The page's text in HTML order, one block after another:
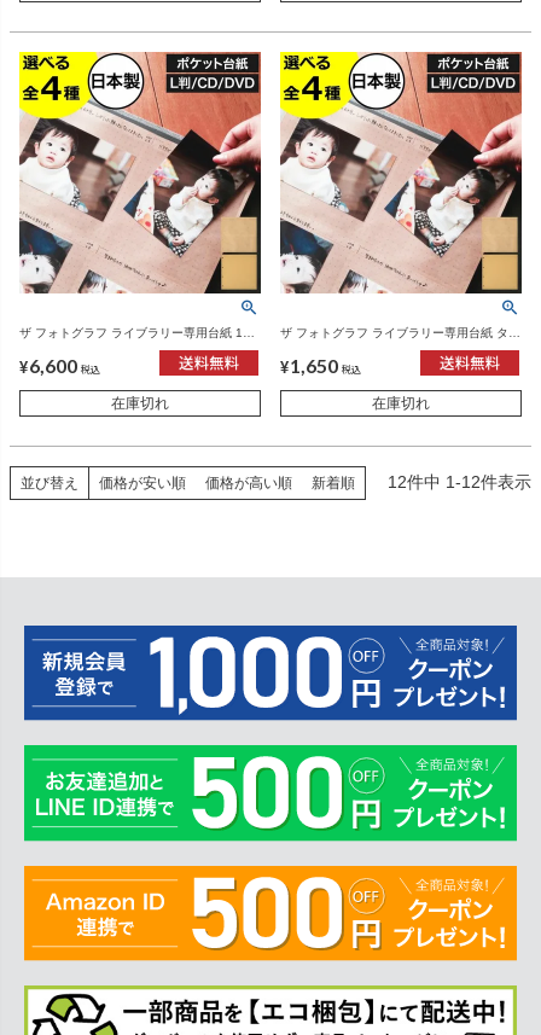
ザ フォトグラフ ライブラリー専用台紙 10
個100枚セット | フォトアルバム
¥6,600 税込
在庫切れ
ザ フォトグラフ ライブラリー専用台紙 タテ
ヨコポケット | フォトアルバム
¥1,650 税込
在庫切れ
並び替え 価格が安い順 価格が高い順 新着順 12件中 1-12件表示